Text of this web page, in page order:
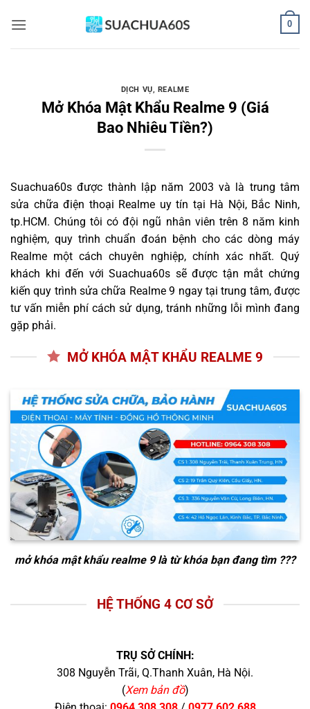
qua
0
DỊCH VỤ, REALME
Mở Khóa Mật Khẩu Realme 9 (Giá
Bao Nhiêu Tiền?)
Suachua60s được thành lập năm 2003 và là trung tâm
sửa chữa điện thoại Realme uy tín tại Hà Nội, Bắc Ninh,
tp.HCM. Chúng tôi có đội ngũ nhân viên trên 8 năm kinh
nghiệm, quy trình chuẩn đoán bệnh cho các dòng máy
Realme một cách chuyên nghiệp, chính xác nhất. Quý
khách khi đến với Suachua60s sẽ được tận mắt chứng
kiến quy trình sửa chữa Realme 9 ngay tại trung tâm, được
tư vấn miễn phí cách sử dụng, tránh những lỗi mình đang
gặp phải.
MỞ KHÓA MẬT KHẨU REALME 9
mở khóa mật khẩu realme 9là từ khóa bạn đang tìm ???
HỆ THỐNG 4 CƠ SỞ
TRỤ SỞ CHÍNH:
308 Nguyễn Trãi, Q.Thanh Xuân, Hà Nội.
(Xem bản đồ)